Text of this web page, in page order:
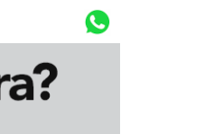
Diário Corumbaense